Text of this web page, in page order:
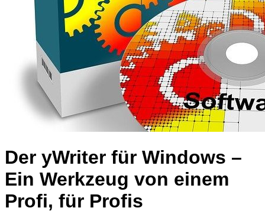
Der yWriter für Windows –
Ein Werkzeug von einem
Profi, für Profis